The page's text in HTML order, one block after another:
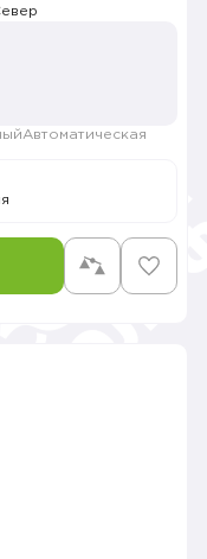
Автоматическая